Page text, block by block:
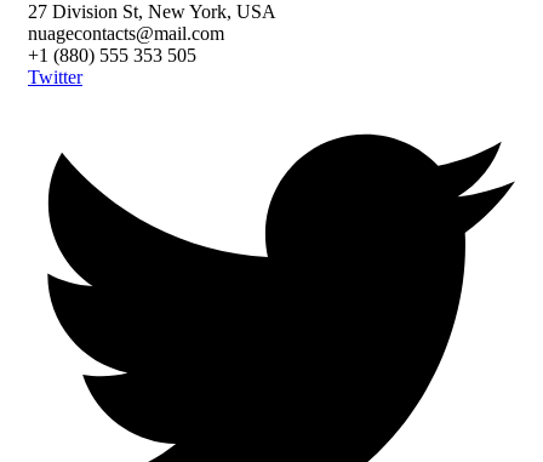
27 Division St, New York, USA
nuagecontacts@mail.com
+1 (880) 555 353 505
Twitter